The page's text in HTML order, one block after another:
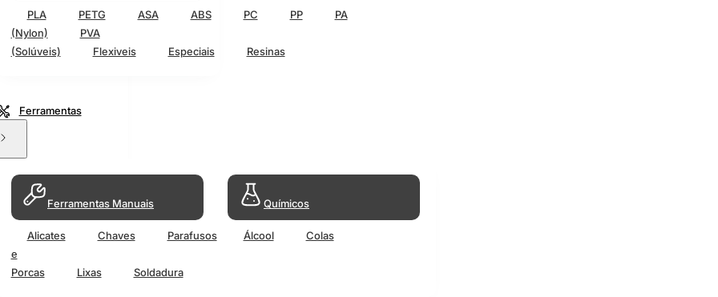
PLA PETG ASA ABS PC PP
PA
(Nylon)
PVA
(Solúveis)
Flexiveis Especiais Resinas
Ferramentas
Ferramentas Manuais
Alicates Chaves
Parafusos
e
Porcas
Lixas Soldadura
Químicos
Álcool Colas